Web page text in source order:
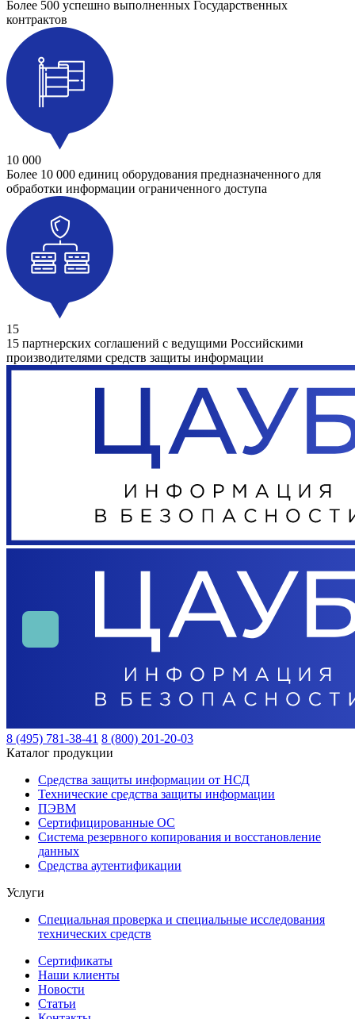
Более 500 успешно выполненных Государственных
контрактов
10 000
Более 10 000 единиц оборудования предназначенного для
обработки информации ограниченного доступа
15
15 партнерских соглашений с ведущими Российскими
производителями средств защиты информации
8 (495) 781-38-41 8 (800) 201-20-03
Каталог продукции
Средства защиты информации от НСД
Технические средства защиты информации
ПЭВМ
Сертифицированные ОС
Система резервного копирования и восстановление
данных
Средства аутентификации
Услуги
Специальная проверка и специальные исследования
технических средств
Сертификаты
Наши клиенты
Новости
Статьи